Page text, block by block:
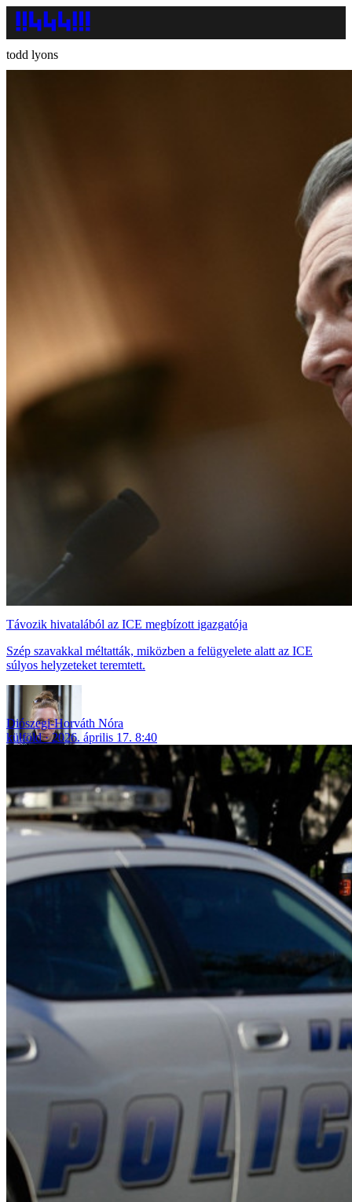
todd lyons
Távozik hivatalából az ICE megbízott igazgatója
Szép szavakkal méltatták, miközben a felügyelete alatt az ICE
súlyos helyzeteket teremtett.
Diószegi-Horváth Nóra
külföld
2026. április 17. 8:40